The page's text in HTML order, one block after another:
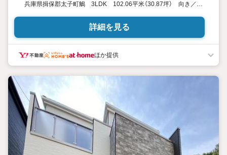
兵庫県揖保郡太子町鵤 3LDK 102.06平米（30.87坪） 向き／▼
詳細を見る
ほか提供